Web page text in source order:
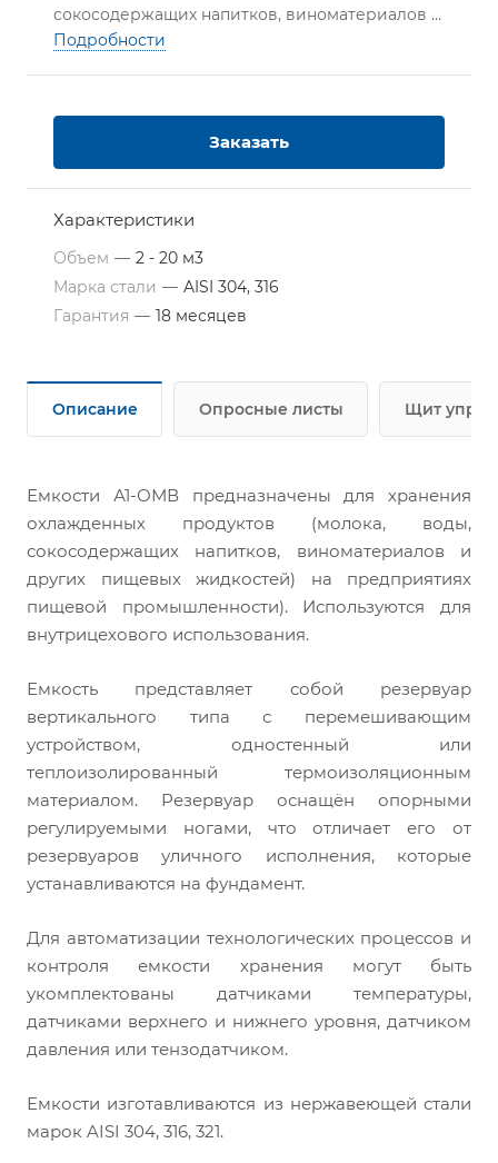
сокосодержащих напитков, виноматериалов и
других пищевых жидкостей) на предприятиях
представляет собой резервуар вертикального
типа с перемешивающим устройством,
одностенный или теплоизолированный
термоизоляционным материалом. Резервуар
оснащён опорными регулируемыми ногами,
исполнения, которые устанавливаются на
фундамент.
Подробности
Заказать
Характеристики
Объем — 2 - 20 м3
Марка стали — AISI 304, 316
Гарантия — 18 месяцев
Описание Опросные листы Щит
Емкости А1-ОМВ предназначены для хранения
охлажденных продуктов (молока, воды,
сокосодержащих напитков, виноматериалов и
других пищевых жидкостей) на предприятиях
пищевой промышленности). Используются для
внутрицехового использования.
Емкость представляет собой резервуар
вертикального типа с перемешивающим
устройством, одностенный или
теплоизолированный термоизоляционным
материалом. Резервуар оснащён опорными
регулируемыми ногами, что отличает его от
резервуаров уличного исполнения, которые
устанавливаются на фундамент.
Для автоматизации технологических процессов и
контроля емкости хранения могут быть
укомплектованы датчиками температуры,
датчиками верхнего и нижнего уровня, датчиком
давления или тензодатчиком.
Емкости изготавливаются из нержавеющей стали
марок AISI 304, 316, 321.